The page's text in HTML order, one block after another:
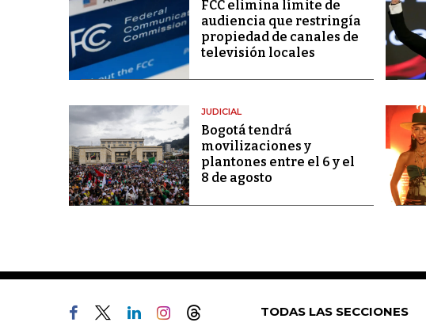
FCC elimina límite de
audiencia que restringía
propiedad de canales de
televisión locales
JUDICIAL
Bogotá tendrá
movilizaciones y
plantones entre el 6 y el
8 de agosto
TODAS LAS SECCIONES